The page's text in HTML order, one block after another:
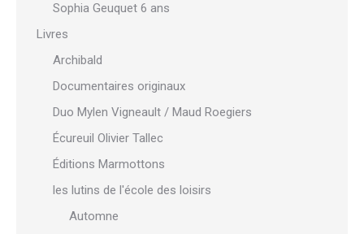
Sophia Geuquet 6 ans
Livres
Archibald
Documentaires originaux
Duo Mylen Vigneault / Maud Roegiers
Écureuil Olivier Tallec
Éditions Marmottons
les lutins de l'école des loisirs
Automne